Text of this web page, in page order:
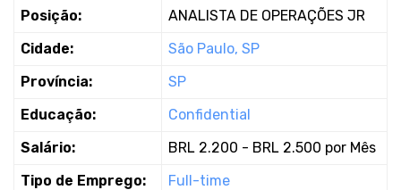
Posição:
ANALISTA DE OPERAÇÕES JR
Cidade:
São Paulo, SP
Província:
SP
Educação:
Confidential
Salário:
BRL 2.200 - BRL 2.500 por Mês
Tipo de Emprego:
Full-time